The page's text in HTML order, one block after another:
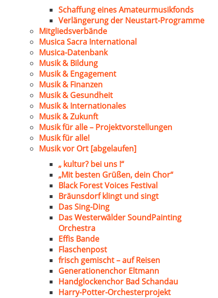
Schaffung eines Amateurmusikfonds
Verlängerung der Neustart-Programme
Mitgliedsverbände
Musica Sacra International
Musica-Datenbank
Musik & Bildung
Musik & Engagement
Musik & Finanzen
Musik & Gesundheit
Musik & Internationales
Musik & Zukunft
Musik für alle – Projektvorstellungen
Musik für alle!
Musik vor Ort [abgelaufen]
„ kultur? bei uns !“
„Mit besten Grüßen, dein Chor“
Black Forest Voices Festival
Bräunsdorf klingt und singt
Das Sing-Ding
Das Westerwälder SoundPainting
Orchestra
Effis Bande
Flaschenpost
frisch gemischt – auf Reisen
Generationenchor Eltmann
Handglockenchor Bad Schandau
Harry-Potter-Orchesterprojekt